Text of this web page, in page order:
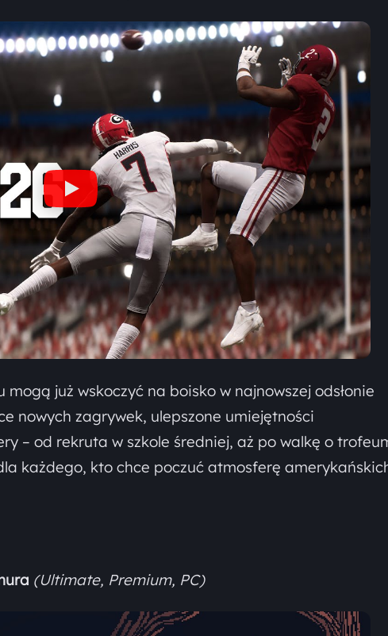
mogą już wskoczyć na boisko w najnowszej odsłonie
nowych zagrywek, ulepszone umiejętności
– od rekruta w szkole średniej, aż po walkę o
każdego, kto chce poczuć atmosferę
(Ultimate, Premium, PC)